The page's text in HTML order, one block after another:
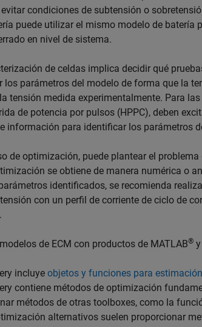
condiciones de subtensión o
puede utilizar el mismo modelo de batería
en nivel de sistema.
de celdas implica decidir qué
los parámetros del modelo de forma que la
tensión medida experimentalmente. Para
de potencia por pulsos (HPPC), deben
información para identificar los parámetros
de optimización, puede plantear el
se obtiene de manera numérica o
identificados, se recomienda
con un perfil de corriente de ciclo de
de ECM con productos de MATLAB®
incluye objetos y funciones para
contiene métodos de optimización
métodos de otras toolboxes, como la
alternativos suelen proporcionar